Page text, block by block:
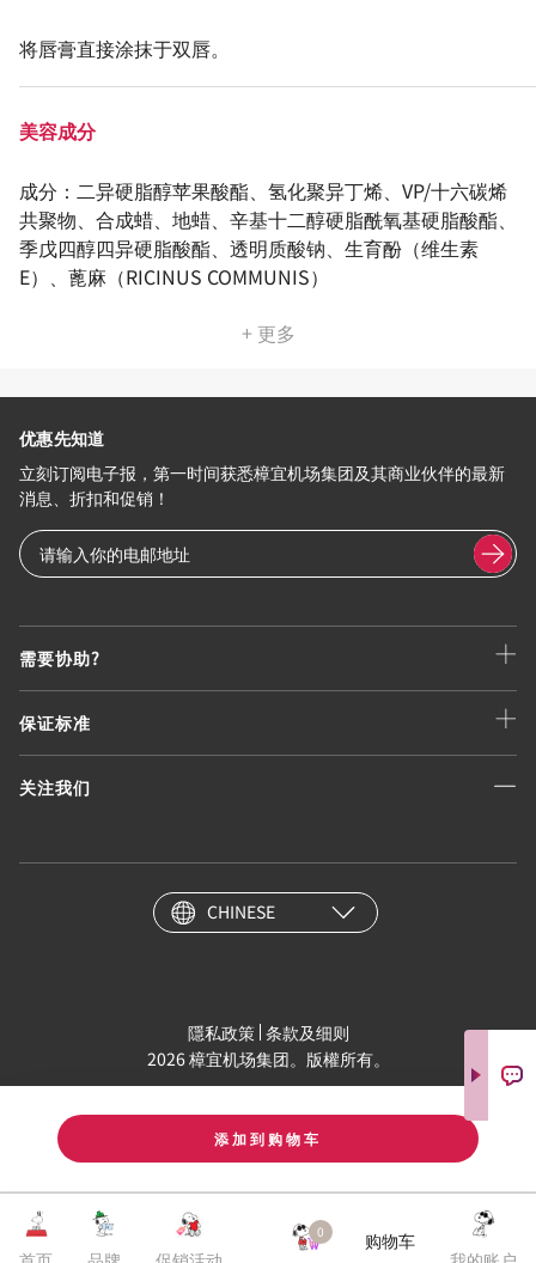
0
购物车
添加到购物车
将唇膏直接涂抹于双唇。
美容成分
成分：二异硬脂醇苹果酸酯、氢化聚异丁烯、VP/十六碳烯
共聚物、合成蜡、地蜡、辛基十二醇硬脂酰氧基硬脂酸酯、
季戊四醇四异硬脂酸酯、透明质酸钠、生育酚（维生素
E）、蓖麻（RICINUS COMMUNIS）
+ 更多
需要协助?
保证标准
关注我们
优惠先知道
立刻订阅电子报，第一时间获悉樟宜机场集团及其商业伙伴的最新
消息、折扣和促销！
CHINESE
隱私政策 条款及细则
2026 樟宜机场集团。版權所有。